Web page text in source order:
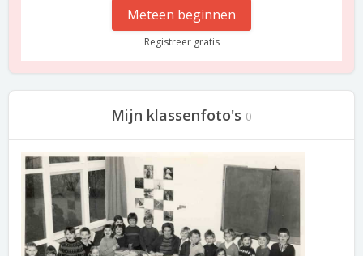
Meteen beginnen
Registreer gratis
Mijn klassenfoto's 0